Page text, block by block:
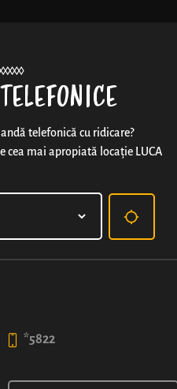
uns cu sos din pulpă de
telefonică cu ridicare?
cea mai apropiată locație LUCA
*5822